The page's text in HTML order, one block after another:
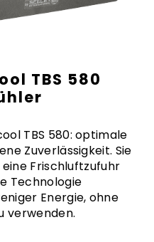
TBS 580
TBS 580: optimale
Zuverlässigkeit. Sie
Frischluftzufuhr
Technologie
Energie, ohne
verwenden.